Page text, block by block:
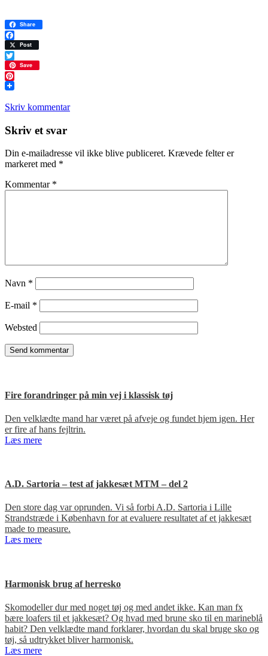
Share
Facebook
Post
Twitter
Save
Pinterest
Skriv kommentar
Læserinteraktioner
Skriv et svar
Din e-mailadresse vil ikke blive publiceret. Krævede felter er
markeret med *
Kommentar *
Navn *
E-mail *
Websted
Fire forandringer på min vej i klassisk tøj
Den velklædte mand har været på afveje og fundet hjem igen. Her
er fire af hans fejltrin.
Læs mere
A.D. Sartoria – test af jakkesæt MTM – del 2
Den store dag var oprunden. Vi så forbi A.D. Sartoria i Lille
Strandstræde i København for at evaluere resultatet af et jakkesæt
made to measure.
Læs mere
Harmonisk brug af herresko
Skomodeller dur med noget tøj og med andet ikke. Kan man fx
bære loafers til et jakkesæt? Og hvad med brune sko til en marineblå
habit? Den velklædte mand forklarer, hvordan du skal bruge sko og
tøj, så udtrykket bliver harmonisk.
Læs mere